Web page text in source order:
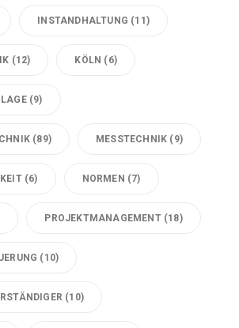
INSTANDHALTUNG (11)
(12) KÖLN (6)
(9)
(89) MESSTECHNIK (9)
(6) NORMEN (7)
PROJEKTMANAGEMENT(18)
(10)
(10)